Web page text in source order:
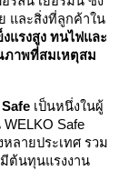
และสิ่งที่ลูกค้าใน
แรงสูง ทนไฟและ
าพที่สมเหตุสม
เป็นหนึ่งในผู้
Safe
ลายประเทศ รวม
ต้นทุนแรงงาน